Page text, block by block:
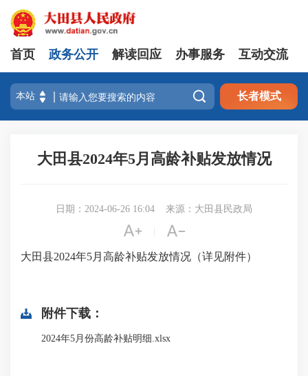
首页 政务公开 解读回应 办事服务 互动交流
 长者模式
大田县2024年5月高龄补贴发放情况
日期：2024-06-26 16:04 来源：大田县民政局
 
大田县2024年5月高龄补贴发放情况（详见附件）
附件下载：
2024年5月份高龄补贴明细.xlsx